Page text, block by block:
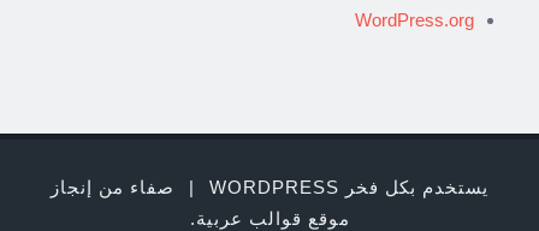
WordPress.org
يستخدم بكل فخر WORDPRESS |
صفاء من إنجاز
موقع قوالب عربية.